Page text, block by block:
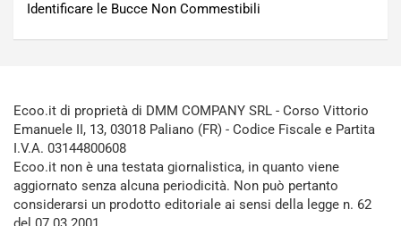
Identificare le Bucce Non Commestibili
Ecoo.it di proprietà di DMM COMPANY SRL - Corso Vittorio
Emanuele II, 13, 03018 Paliano (FR) - Codice Fiscale e Partita
I.V.A. 03144800608
Ecoo.it non è una testata giornalistica, in quanto viene
aggiornato senza alcuna periodicità. Non può pertanto
considerarsi un prodotto editoriale ai sensi della legge n. 62